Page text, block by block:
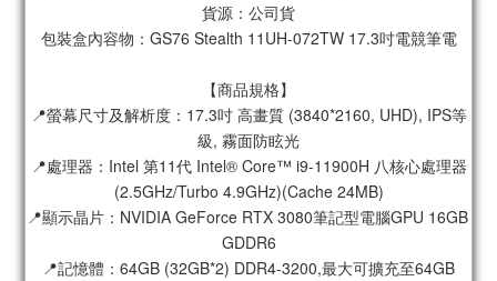
貨源：公司貨
包裝盒內容物：GS76 Stealth 11UH-072TW 17.3吋電競筆電
【商品規格】
📍螢幕尺寸及解析度：17.3吋 高畫質 (3840*2160, UHD), IPS等
級, 霧面防眩光
📍處理器：Intel 第11代 Intel® Core™ i9-11900H 八核心處理器
(2.5GHz/Turbo 4.9GHz)(Cache 24MB)
📍顯示晶片：NVIDIA GeForce RTX 3080筆記型電腦GPU 16GB
GDDR6
📍記憶體：64GB (32GB*2) DDR4-3200,最大可擴充至64GB